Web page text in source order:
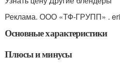
Реклама. ООО «ТФ-ГРУПП» .
Основные характеристики
Плюсы и минусы